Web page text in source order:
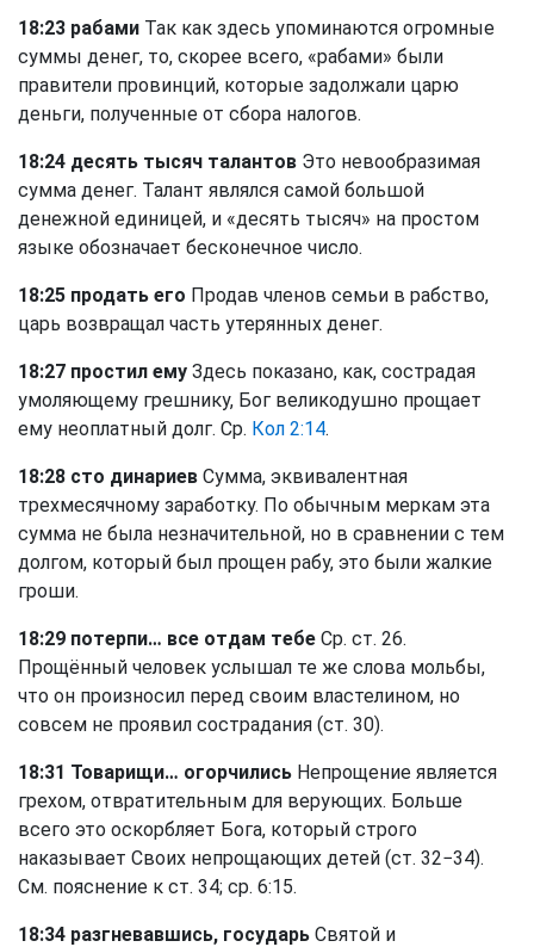
18:23 рабами Так как здесь упоминаются огромные
суммы денег, то, скорее всего, «рабами» были
правители провинций, которые задолжали царю
деньги, полученные от сбора налогов.
18:24 десять тысяч талантов Это невообразимая
сумма денег. Талант являлся самой большой
денежной единицей, и «десять тысяч» на простом
языке обозначает бесконечное число.
18:25 продать его Продав членов семьи в рабство,
царь возвращал часть утерянных денег.
18:27 простил ему Здесь показано, как, сострадая
умоляющему грешнику, Бог великодушно прощает
ему неоплатный долг. Ср. Кол 2:14.
18:28 сто динариев Сумма, эквивалентная
трехмесячному заработку. По обычным меркам эта
сумма не была незначительной, но в сравнении с тем
долгом, который был прощен рабу, это были жалкие
гроши.
18:29 потерпи… все отдам тебе Ср. ст. 26.
Прощённый человек услышал те же слова мольбы,
что он произносил перед своим властелином, но
совсем не проявил сострадания (ст. 30).
18:31 Товарищи… огорчились Непрощение является
грехом, отвратительным для верующих. Больше
всего это оскорбляет Бога, который строго
наказывает Своих непрощающих детей (ст. 32−34).
См. пояснение к ст. 34; ср. 6:15.
18:34 разгневавшись, государь Святой и